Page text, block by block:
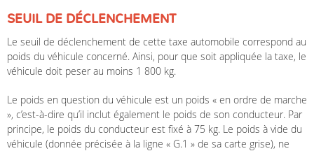
SEUIL DE DÉCLENCHEMENT
Le seuil de déclenchement de cette taxe automobile correspond au
poids du véhicule concerné. Ainsi, pour que soit appliquée la taxe, le
véhicule doit peser au moins 1 800 kg.
Le poids en question du véhicule est un poids « en ordre de marche
», c’est-à-dire qu’il inclut également le poids de son conducteur. Par
principe, le poids du conducteur est fixé à 75 kg. Le poids à vide du
véhicule (donnée précisée à la ligne « G.1 » de sa carte grise), ne